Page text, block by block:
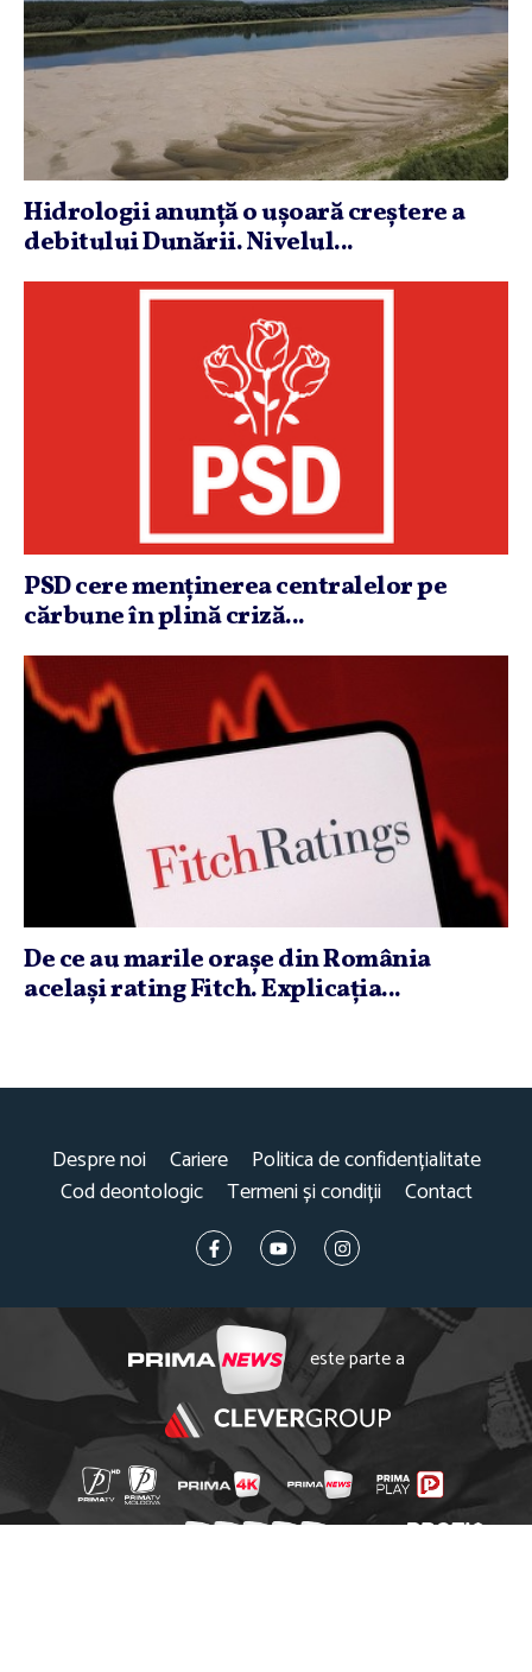
Hidrologii anunţă o uşoară creştere a
debitului Dunării. Nivelul...
PSD cere menţinerea centralelor pe
cărbune în plină criză...
De ce au marile oraşe din România
acelaşi rating Fitch. Explicaţia...
Despre noi Cariere
Politica de confidențialitate
Cod deontologic
Termeni și condiții Contact
este parte a